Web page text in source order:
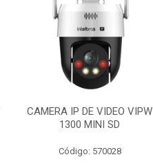
CAMERA IP DE VIDEO VIPW
1300 MINI SD
Código: 570028